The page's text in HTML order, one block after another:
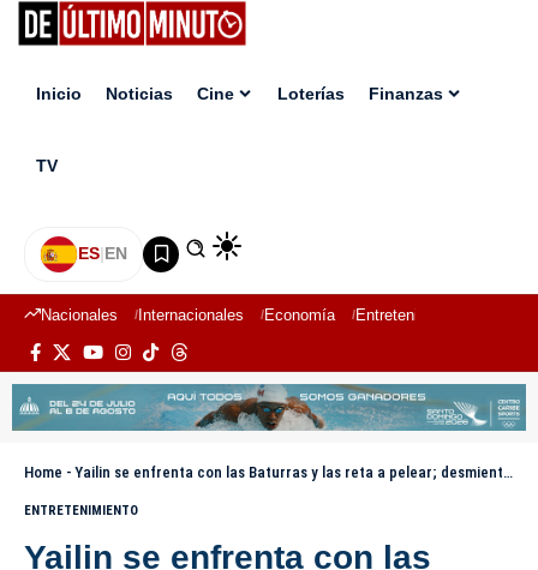
Inicio Noticias Cine Loterías Finanzas
TV
ES|EN
Nacionales Internacionales Economía Entretenimiento
Home - Yailin se enfrenta con las Baturras y las reta a pelear; desmiente una vez más relación con Dj Adoni
ENTRETENIMIENTO
Yailin se enfrenta con las